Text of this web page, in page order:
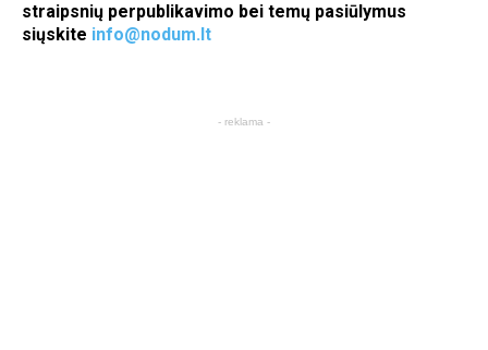
straipsnių perpublikavimo bei temų pasiūlymus
siųskite info@nodum.lt
- reklama -